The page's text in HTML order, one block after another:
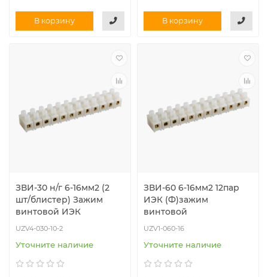
В корзину В корзину
ЗВИ-30 н/г 6-16мм2 (2
шт/блистер) Зажим
винтовой ИЭК
UZV4-030-10-2
Уточните наличие
ЗВИ-60 6-16мм2 12пар
ИЭК (Ф)зажим
винтовой
UZV1-060-16
Уточните наличие